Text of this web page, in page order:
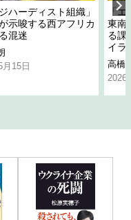
ハーディスト組織」
示唆する西アフリカ
混迷
15日
「
東南
る課
イラ
高橋
2026